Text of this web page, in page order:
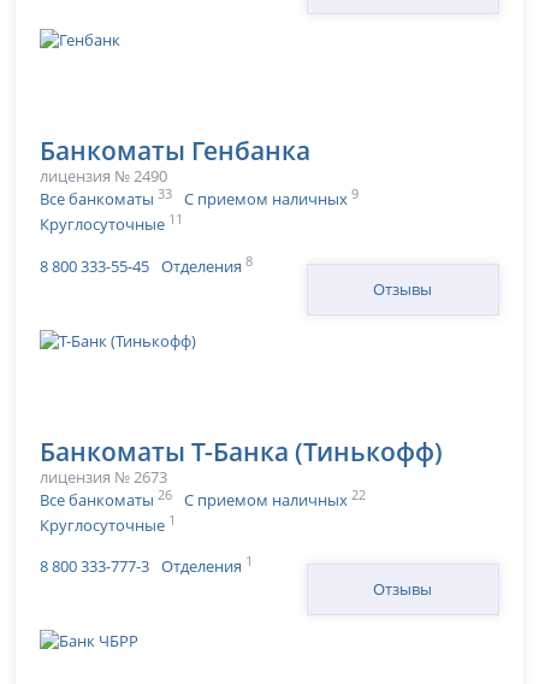
Банкоматы Генбанка
лицензия № 2490
Все банкоматы 33 С приемом наличных 9
Круглосуточные 11
8 800 333-55-45 Отделения 8
Отзывы
Банкоматы Т-Банка (Тинькофф)
лицензия № 2673
Все банкоматы 26 С приемом наличных 22
Круглосуточные 1
8 800 333-777-3 Отделения 1
Отзывы